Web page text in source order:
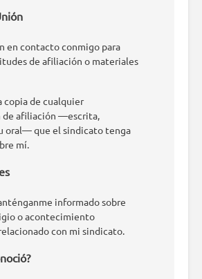
en contacto conmigo para
de afiliación o materiales
copia de cualquier
de afiliación —escrita,
oral— que el sindicato tenga
mí.
informado sobre
o acontecimiento
con mi sindicato.